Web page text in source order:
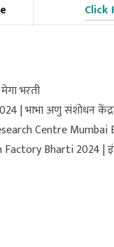
Click
मेगा भरती
| भाभा अणु संशोधन
Centre Mumbai
Bharti 2024 |